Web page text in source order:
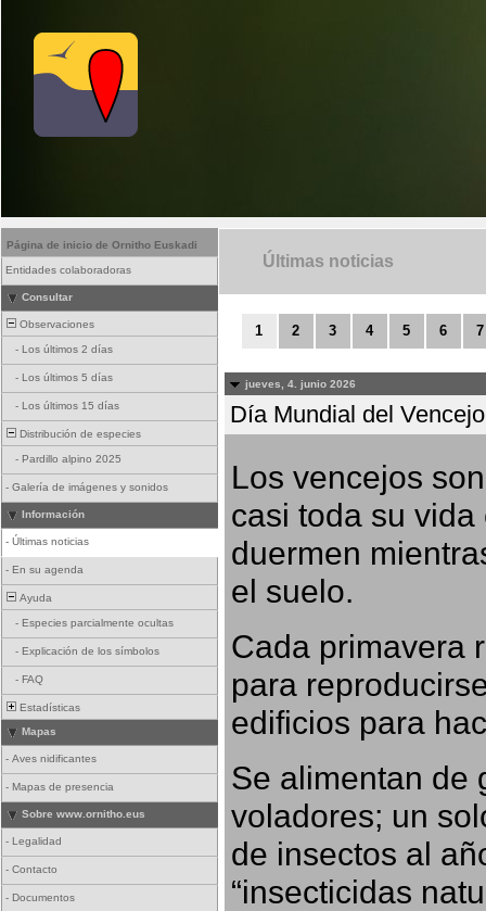
Página de inicio de Ornitho Euskadi
Entidades colaboradoras
Consultar
Observaciones
- Los últimos 2 días
- Los últimos 5 días
- Los últimos 15 días
Distribución de especies
- Pardillo alpino 2025
- Galería de imágenes y sonidos
Información
- Últimas noticias
- En su agenda
Ayuda
- Especies parcialmente ocultas
- Explicación de los símbolos
- FAQ
Estadísticas
Mapas
- Aves nidificantes
- Mapas de presencia
Sobre www.ornitho.eus
- Legalidad
- Contacto
- Documentos
Últimas noticias
1 2 3 4 5 6 7
jueves, 4. junio 2026
Día Mundial del
Los vencejos
casi toda su
duermen
el suelo.
Cada primavera
para
edificios para
Se alimentan de
voladores; un
de insectos al
“insecticidas